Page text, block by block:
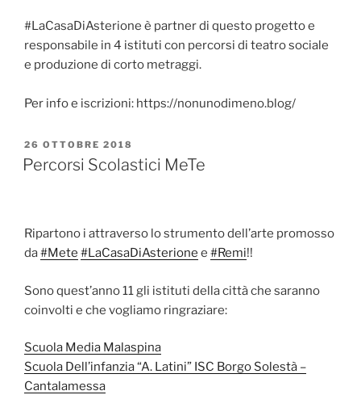
#LaCasaDiAsterione è partner di questo progetto e
responsabile in 4 istituti con percorsi di teatro sociale
e produzione di corto metraggi.
Per info e iscrizioni: https://nonunodimeno.blog/
PUBBLICATO
IL
26 OTTOBRE 2018
Percorsi Scolastici MeTe
Ripartono i attraverso lo strumento dell’arte promosso
da#Mete #LaCasaDiAsterione e #Remi!!
Sono quest’anno 11 gli istituti della città che saranno
coinvolti e che vogliamo ringraziare:
Scuola Media Malaspina
Scuola Dell’infanzia “A. Latini” ISC Borgo Solestà –
Cantalamessa